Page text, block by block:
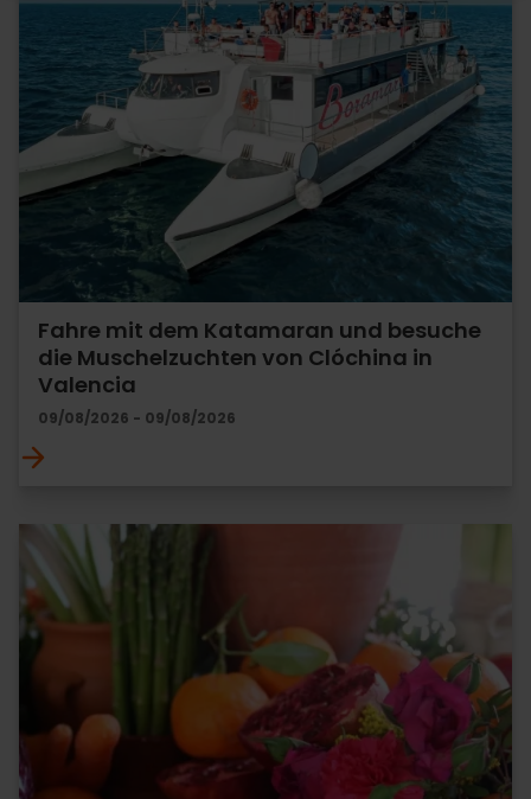
Fahre mit dem Katamaran und besuche
die Muschelzuchten von Clóchina in
Valencia
09/08/2026 - 09/08/2026